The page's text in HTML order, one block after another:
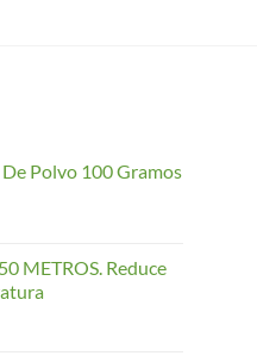
Polvo 100 Gramos
METROS. Reduce